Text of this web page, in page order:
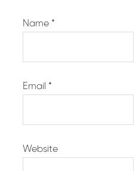
Name *
Email *
Website